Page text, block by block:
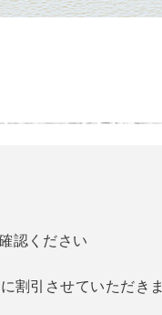
認ください
割引させていただきま